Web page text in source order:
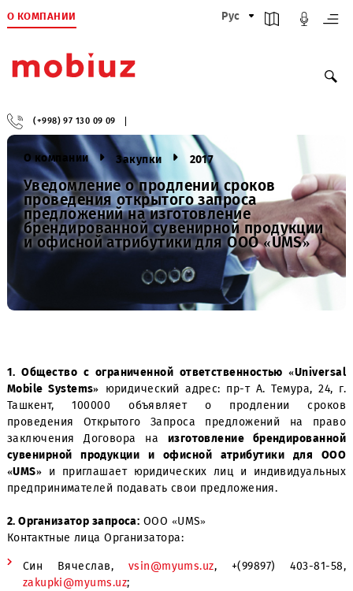
О КОМПАНИИ Рус
(+998) 97 130 09 09
О компании Закупки 2017
Уведомление о продлении сроков
проведения открытого запроса
предложений на изготовление
брендированной сувенирной
и офисной атрибутики для ООО «UMS»
1. Общество с ограниченной ответственностью
Mobile Systems» юридический адрес: пр-т А. Темура,
Ташкент, 100000 объявляет о продлении
проведения Открытого Запроса предложений на
заключения Договора наизготовление
«UMS»и приглашает юридических лиц и
предпринимателей подавать свои предложения.
2. Организатор запроса: